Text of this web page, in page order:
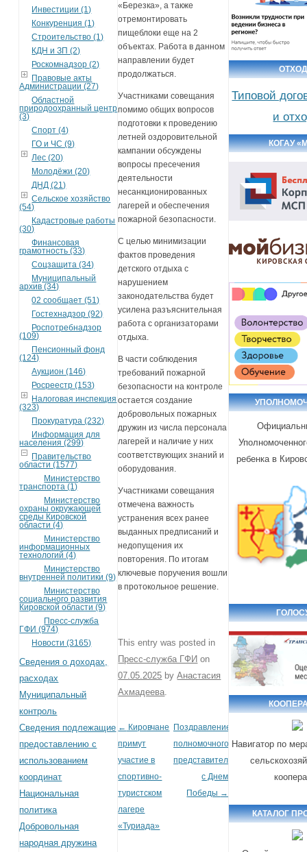
Инвестиции (1)
Конкуренция (1)
Строительство (1)
КДН и ЗП (2)
Роскомнадзор (2)
Правовые акты
Администрации (27)
Областной
природоохранный центр
(3)
Спорт (4)
ГО и ЧС (9)
Лес (20)
Молодёжи (20)
ДНД (21)
Сельское хозяйство
(54)
Кадастровые работы
(30)
Финансовая
грамотность (33)
Соцзащита (34)
Муниципальный
архив (34)
02 сообщает (51)
Гостехнадзор (92)
Роспотребнадзор
(109)
Пенсионный фонд
(124)
Аукцион (146)
Росреестр (153)
Налоговая инспекция
(323)
Прокуратура (232)
Информация для
населения (299)
Правительство
области (1577)
Министерство
транспорта (1)
Министерство
охраны окружающей
среды Кировской
области (4)
Министерство
информационных
технологий (4)
Министерство
внутренней политики (9)
Министерство
социального развития
Кировской области (9)
Пресс-служба
ГФИ (974)
Новости (3165)
Сведения о доходах,
расходах
Муниципальный
контроль
Сведения подлежащие
предоставлению с
использованием
координат
Национальная
политика
Добровольная
народная дружина
«Березка», а также
отремонтировать
пищеблоки еще на 2
объектах. Работа в данном
направлении будет
продолжаться.
Участниками совещания
помимо общих вопросов
подготовки к проведению
летней оздоровительной
кампании обсуждены
вопросы пресечения
деятельности
несанкционированных
лагерей и обеспечения
пожарной безопасности.
С целью минимизации
фактов проведения
детского отдыха с
нарушением
законодательства будет
усилена разъяснительная
работа с организаторами
отдыха.
В части соблюдения
требований пожарной
безопасности на контроле
остается создание
добровольных пожарных
дружин из числа персонала
лагерей и наличие у них
соответствующих знаний и
оборудования.
Участниками совещания
отмечена важность
устранения всех ранее
выданных предписаний и
недопущения их
повторения. По итогам
ключевые поручения вошли
в протокольное решение.
This entry was posted in
Пресс-служба ГФИ on
07.05.2025 byАнастасия
Ахмадеева
Post navigation
← Кировчане
примут
участие в
спортивно-
туристском
лагере
«Туриада»
Поздравление
полномочного
представителя
с Днем
Победы →
Типовой
и
КОГАУ
ребенка в
Навигатор по
КАТАЛОГ